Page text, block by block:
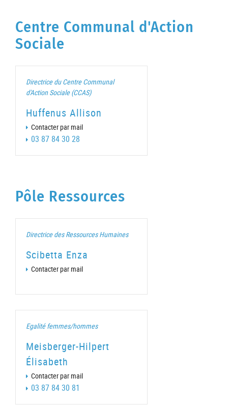
Centre Communal d'Action
Sociale
Directrice du Centre Communal
d'Action Sociale (CCAS)
Huffenus Allison
Contacter par mail
03 87 84 30 28
Pôle Ressources
Directrice des Ressources Humaines
Scibetta Enza
Contacter par mail
Egalité femmes/hommes
Meisberger-Hilpert
Élisabeth
Contacter par mail
03 87 84 30 81